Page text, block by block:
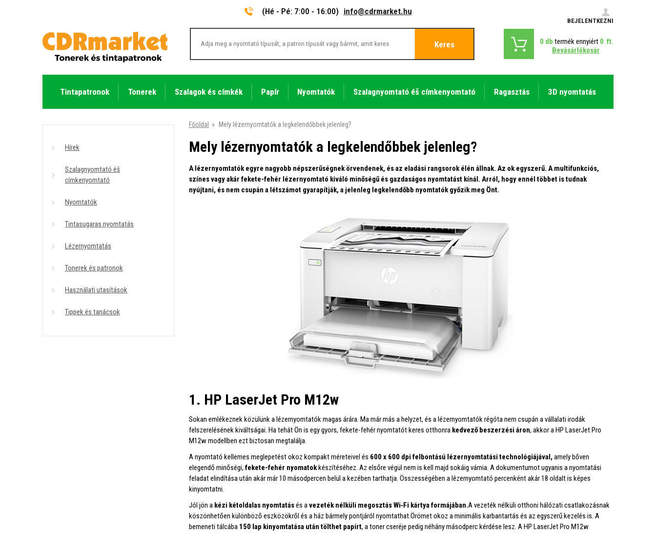
(Hé - Pé: 7:00 - 16:00) info@cdrmarket.hu
BEJELENTKEZNI
Keres 0 db termék ennyiért 0 ft.
Bevásárlókosár
Tintapatronok Tonerek Szalagok és címkék Papír Nyomtatók Szalagnyomtató éš címkenyomtató Ragasztás 3D nyomtatás
Hírek
Szalagnyomtató éš
címkenyomtató
Nyomtatók
Tintasugaras nyomtatás
Lézernyomtatás
Tonerek és patronok
Használati utasítások
Tippek és tanácsok
Főoldal » Mely lézernyomtatók a legkelendőbbek jelenleg?
Mely lézernyomtatók a legkelendőbbek jelenleg?
A lézernyomtatók egyre nagyobb népszerűségnek örvendenek, és az eladási rangsorok élén állnak. Az ok egyszerű. A multifunkciós,
színes vagy akár fekete-fehér lézernyomtató kiváló minőségű és gazdaságos nyomtatást kínál. Arról, hogy ennél többet is tudnak
nyújtani, és nem csupán a létszámot gyarapítják, a jelenleg legkelendőbb nyomtatók győzik meg Önt.
1. HP LaserJet Pro M12w
Sokan emlékeznek közülünk a lézernyomtatók magas árára. Ma már más a helyzet, és a lézernyomtatók régóta nem csupán a vállalati irodák
felszerelésének kiváltságai. Ha tehát Ön is egy gyors, fekete-fehér nyomtatót keres otthonra kedvező beszerzési áron, akkor a HP LaserJet Pro
M12w modellben ezt biztosan megtalálja.
A nyomtató kellemes meglepetést okoz kompakt méreteivel és 600 x 600 dpi felbontású lézernyomtatási technológiájával, amely bőven
elegendő minőségi, fekete-fehér nyomatokkészítéséhez. Az elsőre végül nem is kell majd sokáig várnia. A dokumentumot ugyanis a nyomtatási
feladat elindítása után akár már 10 másodpercen belül a kezében tarthatja. Összességében a lézernyomtató percenként akár 18 oldalt is képes
kinyomtatni.
Jól jön a kézi kétoldalas nyomtatásés avezeték nélküli megosztás Wi‑Fi kártya formájában.A vezeték nélküli otthoni hálózati csatlakozásnak
köszönhetően különböző eszközökről és a ház bármely pontjáról nyomtathat.Örömet okoz a minimális karbantartás és az egyszerű kezelés is. A
bemeneti tálcába 150 lap kinyomtatása után tölthet papírt, a toner cseréje pedig néhány másodperc kérdése lesz. A HP LaserJet Pro M12w